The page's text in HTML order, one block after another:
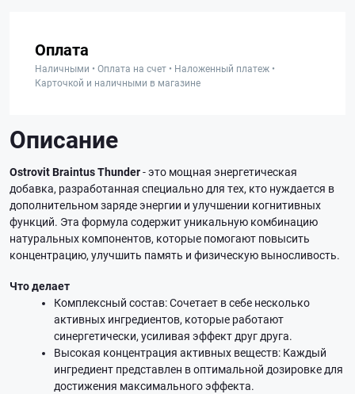
Оплата
Наличными • Оплата на счет • Наложенный платеж •
Карточкой и наличными в магазине
Описание
Ostrovit Braintus Thunder- это мощная энергетическая
добавка, разработанная специально для тех, кто нуждается в
дополнительном заряде энергии и улучшении когнитивных
функций. Эта формула содержит уникальную комбинацию
натуральных компонентов, которые помогают повысить
концентрацию, улучшить память и физическую выносливость.
Что делает
Комплексный состав: Сочетает в себе несколько
активных ингредиентов, которые работают
синергетически, усиливая эффект друг друга.
Высокая концентрация активных веществ: Каждый
ингредиент представлен в оптимальной дозировке для
достижения максимального эффекта.